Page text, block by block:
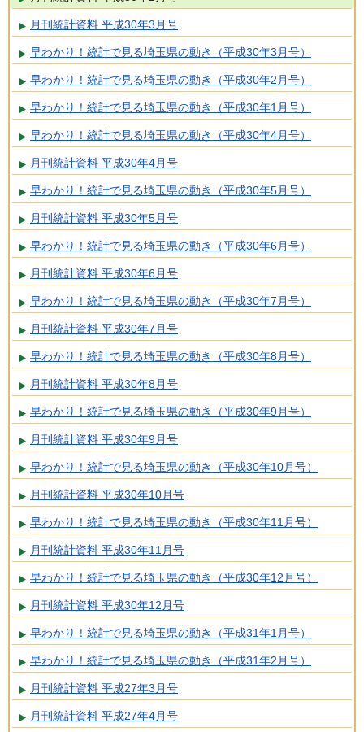
月刊統計資料 平成30年3月号
早わかり！統計で見る埼玉県の動き（平成30年3月号）
早わかり！統計で見る埼玉県の動き（平成30年2月号）
早わかり！統計で見る埼玉県の動き（平成30年1月号）
早わかり！統計で見る埼玉県の動き（平成30年4月号）
月刊統計資料 平成30年4月号
早わかり！統計で見る埼玉県の動き（平成30年5月号）
月刊統計資料 平成30年5月号
早わかり！統計で見る埼玉県の動き（平成30年6月号）
月刊統計資料 平成30年6月号
早わかり！統計で見る埼玉県の動き（平成30年7月号）
月刊統計資料 平成30年7月号
早わかり！統計で見る埼玉県の動き（平成30年8月号）
月刊統計資料 平成30年8月号
早わかり！統計で見る埼玉県の動き（平成30年9月号）
月刊統計資料 平成30年9月号
早わかり！統計で見る埼玉県の動き（平成30年10月号）
月刊統計資料 平成30年10月号
早わかり！統計で見る埼玉県の動き（平成30年11月号）
月刊統計資料 平成30年11月号
早わかり！統計で見る埼玉県の動き（平成30年12月号）
月刊統計資料 平成30年12月号
早わかり！統計で見る埼玉県の動き（平成31年1月号）
早わかり！統計で見る埼玉県の動き（平成31年2月号）
月刊統計資料 平成27年3月号
月刊統計資料 平成27年4月号